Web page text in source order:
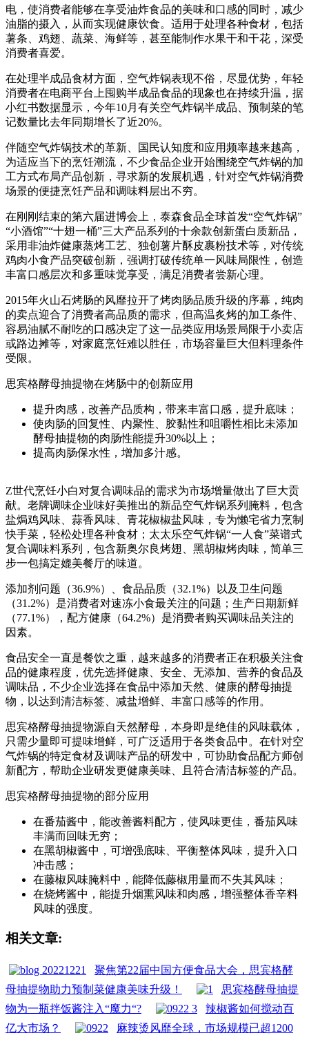
电，使消费者能够在享受油炸食品的美味和口感的同时，减少
油脂的摄入，从而实现健康饮食。适用于处理各种食材，包括
薯条、鸡翅、蔬菜、海鲜等，甚至能制作水果干和干花，深受
消费者喜爱。
在处理半成品食材方面，空气炸锅表现不俗，尽显优势，年轻
消费者在电商平台上囤购半成品食品的现象也在持续升温，据
小红书数据显示，今年10月有关空气炸锅半成品、预制菜的笔
记数量比去年同期增长了近20%。
伴随空气炸锅技术的革新、国民认知度和应用频率越来越高，
为适应当下的烹饪潮流，不少食品企业开始围绕空气炸锅的加
工方式布局产品创新，寻求新的发展机遇，针对空气炸锅消费
场景的便捷烹饪产品和调味料层出不穷。
在刚刚结束的第六届进博会上，泰森食品全球首发“空气炸锅”
“小酒馆”“十翅一桶”三大产品系列的十余款创新蛋白质新品，
采用非油炸健康蒸烤工艺、独创薯片酥皮裹粉技术等，对传统
鸡肉小食产品突破创新，强调打破传统单一风味局限性，创造
丰富口感层次和多重味觉享受，满足消费者尝新心理。
2015年火山石烤肠的风靡拉开了烤肉肠品质升级的序幕，纯肉
的卖点迎合了消费者高品质的需求，但高温炙烤的加工条件、
容易油腻不耐吃的口感决定了这一品类应用场景局限于小卖店
或路边摊等，对家庭烹饪难以胜任，市场容量巨大但料理条件
受限。
思宾格酵母抽提物在烤肠中的创新应用
提升肉感，改善产品质构，带来丰富口感，提升底味；
使肉肠的回复性、内聚性、胶黏性和咀嚼性相比未添加
酵母抽提物的肉肠性能提升30%以上；
提高肉肠保水性，增加多汁感。
Z世代烹饪小白对复合调味品的需求为市场增量做出了巨大贡
献。老牌调味企业味好美推出的新品空气炸锅系列腌料，包含
盐焗鸡风味、蒜香风味、青花椒椒盐风味，专为懒宅省力烹制
快手菜，轻松处理各种食材；太太乐空气炸锅“一人食”菜谱式
复合调味料系列，包含新奥尔良烤翅、黑胡椒烤肉味，简单三
步一包搞定媲美餐厅的味道。
添加剂问题（36.9%）、食品品质（32.1%）以及卫生问题
（31.2%）是消费者对速冻小食最关注的问题；生产日期新鲜
（77.1%），配方健康（64.2%）是消费者购买调味品关注的
因素。
食品安全一直是餐饮之重，越来越多的消费者正在积极关注食
品的健康程度，优先选择健康、安全、无添加、营养的食品及
调味品，不少企业选择在食品中添加天然、健康的酵母抽提
物，以达到清洁标签、减盐增鲜、丰富口感等的作用。
思宾格酵母抽提物源自天然酵母，本身即是绝佳的风味载体，
只需少量即可提味增鲜，可广泛适用于各类食品中。在针对空
气炸锅的特定食材及调味产品的研发中，可协助食品配方师创
新配方，帮助企业研发更健康美味、且符合清洁标签的产品。
思宾格酵母抽提物的部分应用
在番茄酱中，能改善酱料配方，使风味更佳，番茄风味
丰满而回味无穷；
在黑胡椒酱中，可增强底味、平衡整体风味，提升入口
冲击感；
在藤椒风味腌料中，能降低藤椒用量而不失其风味；
在烧烤酱中，能提升烟熏风味和肉感，增强整体香辛料
风味的强度。
相关文章:
聚焦第22届中国方便食品大会，思宾格酵
母抽提物助力预制菜健康美味升级！
思宾格酵母抽提
物为一瓶拌饭酱注入“魔力“?
辣椒酱如何搅动百
亿大市场？
麻辣烫风靡全球，市场规模已超1200